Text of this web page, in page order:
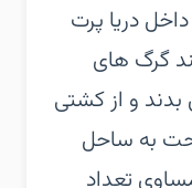
دریا پرت
گرگ های
و از کشتی
به ساحل
تعداد